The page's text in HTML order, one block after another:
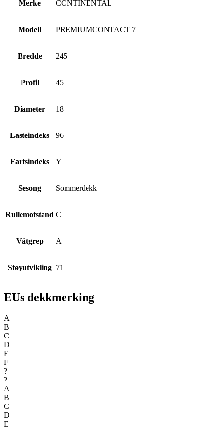
Merke CONTINENTAL
Modell PREMIUMCONTACT 7
Bredde 245
Profil 45
Diameter 18
Lasteindeks 96
Fartsindeks Y
Sesong Sommerdekk
Rullemotstand C
Våtgrep A
Støyutvikling 71
EUs dekkmerking
A
B
C
D
E
F
?
?
A
B
C
D
E